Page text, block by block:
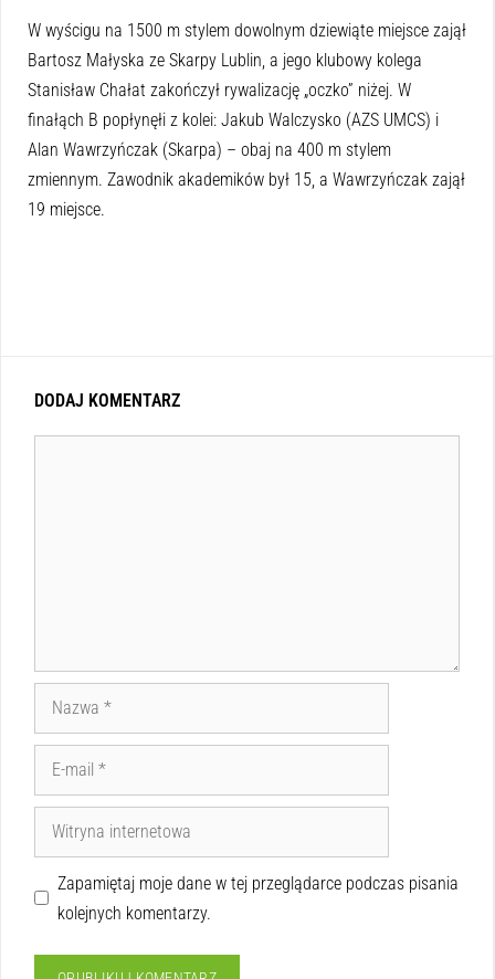
W wyścigu na 1500 m stylem dowolnym dziewiąte miejsce zajął
Bartosz Małyska ze Skarpy Lublin, a jego klubowy kolega
Stanisław Chałat zakończył rywalizację „oczko” niżej. W
finałąch B popłynęłi z kolei: Jakub Walczysko (AZS UMCS) i
Alan Wawrzyńczak (Skarpa) – obaj na 400 m stylem
zmiennym. Zawodnik akademików był 15, a Wawrzyńczak zajął
19 miejsce.
DODAJ KOMENTARZ
Zapamiętaj moje dane w tej przeglądarce podczas pisania
kolejnych komentarzy.